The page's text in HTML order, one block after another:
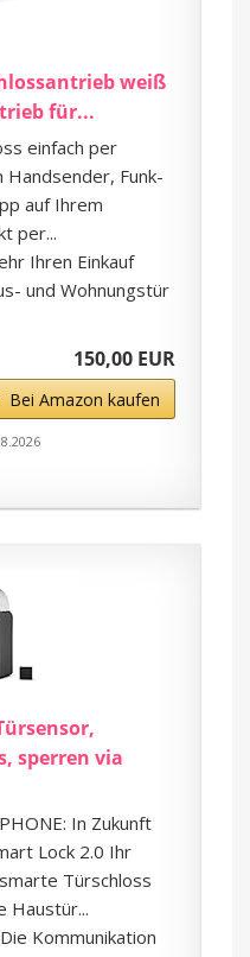
weiß
für...
einfach per
Funk-
auf Ihrem
per...
Ihren Einkauf
und Wohnungstür
150,00 EUR
Bei Amazon kaufen
sperren via
In Zukunft
Lock 2.0 Ihr
Türschloss
Haustür...
Kommunikation